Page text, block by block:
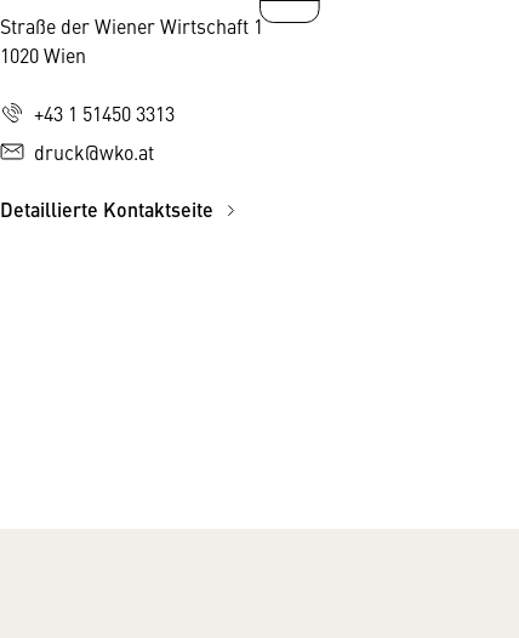
Straße der Wiener Wirtschaft 1
1020 Wien
+43 1 51450 3313
druck@wko.at
Detaillierte Kontaktseite